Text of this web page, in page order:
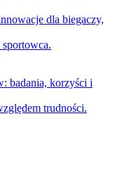
dla biegaczy,
badania, korzyści i
trudności.